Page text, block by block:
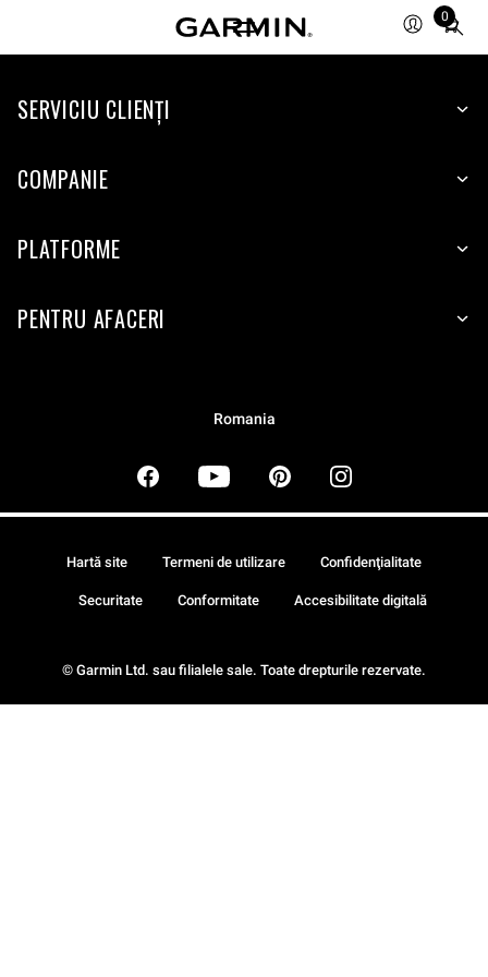
0
Total
items
cart:
SERVICIU CLIENŢI
COMPANIE
PLATFORME
PENTRU AFACERI
Romania
© Garmin Ltd. sau filialele sale. Toate drepturile rezervate.
Hartă site Termeni de utilizare Confidenţialitate
Securitate Conformitate Accesibilitate digitală